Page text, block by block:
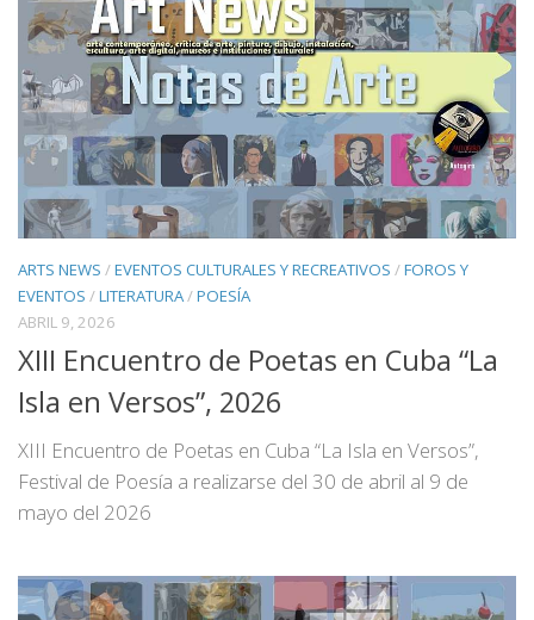
ARTS NEWS /EVENTOS CULTURALES Y RECREATIVOS /FOROS Y
EVENTOS /LITERATURA/POESÍA
ABRIL 9, 2026
XIII Encuentro de Poetas en Cuba “La
Isla en Versos”, 2026
XIII Encuentro de Poetas en Cuba “La Isla en Versos”,
Festival de Poesía a realizarse del 30 de abril al 9 de
mayo del 2026